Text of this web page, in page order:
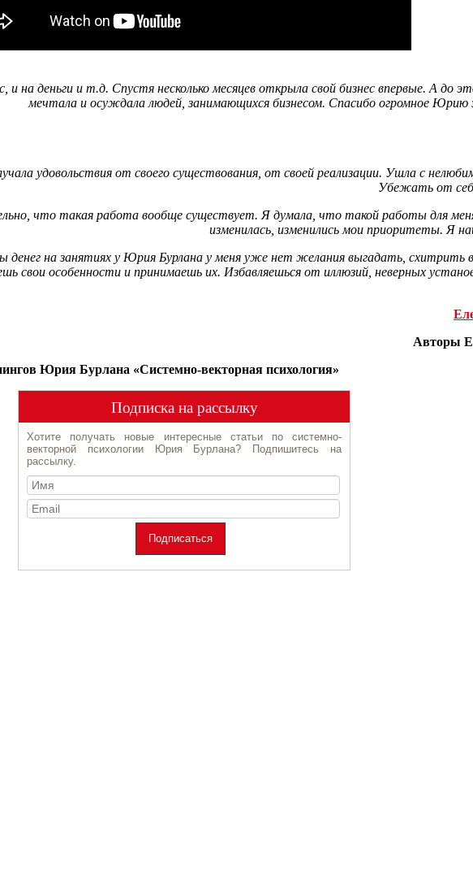
и на деньги и т.д. Спустя несколько месяцев открыла свой бизнес впервые. А до
мечтала и осуждала людей, занимающихся бизнесом. Спасибо огромное
удовольствия от своего существования, от своей реализации. Ушла с
Убежать от
что такая работа вообще существует. Я думала, что такой работы для
изменилась, изменились мои приоритеты. Я
денег на занятиях у Юрия Бурлана у меня уже нет желания выгадать,
особенности и принимаешь их. Избавляешься от иллюзий, неверных
Авторы
Юрия Бурлана «Системно-векторная психология»